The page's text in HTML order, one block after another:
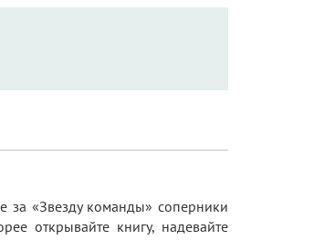
за «Звезду команды» соперники
открывайте книгу, надевайте